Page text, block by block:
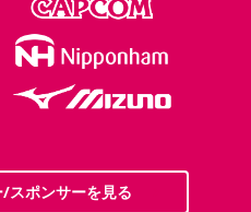
スポンサーを見る